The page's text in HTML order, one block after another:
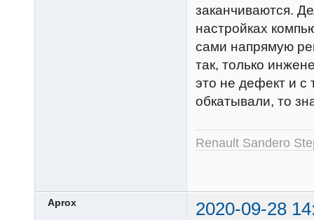
заканчиваются.
настройках
сами напрямую
так, только
это не дефект и с
обкатывали, то
Renault Sandero
Aprox 2020-09-28